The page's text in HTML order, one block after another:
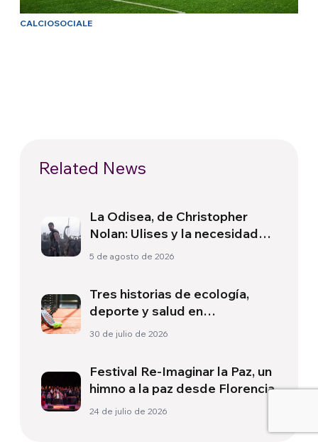
CALCIOSOCIALE
Related News
La Odisea, de Christopher
Nolan: Ulises y la necesidad
de un nuevo amanecer
5 de agosto de 2026
Tres historias de ecología,
deporte y salud en
Sudamérica
30 de julio de 2026
Festival Re-Imaginar la Paz, un
himno a la paz desde Florencia
24 de julio de 2026